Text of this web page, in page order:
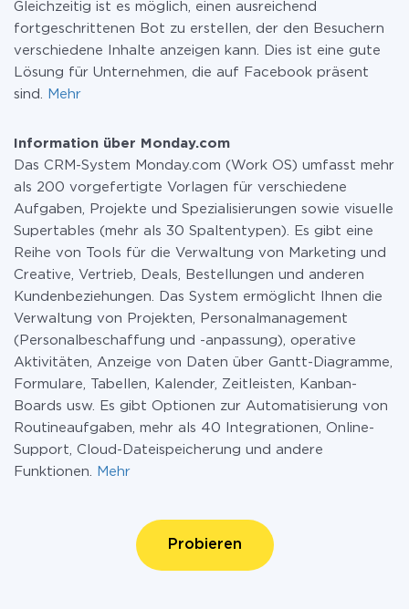
Gleichzeitig ist es möglich, einen ausreichend
fortgeschrittenen Bot zu erstellen, der den Besuchern
verschiedene Inhalte anzeigen kann. Dies ist eine gute
Lösung für Unternehmen, die auf Facebook präsent
sind.
Mehr
Information über Monday.com
Das CRM-System Monday.com (Work OS) umfasst mehr
als 200 vorgefertigte Vorlagen für verschiedene
Aufgaben, Projekte und Spezialisierungen sowie visuelle
Supertables (mehr als 30 Spaltentypen). Es gibt eine
Reihe von Tools für die Verwaltung von Marketing und
Creative, Vertrieb, Deals, Bestellungen und anderen
Kundenbeziehungen. Das System ermöglicht Ihnen die
Verwaltung von Projekten, Personalmanagement
(Personalbeschaffung und -anpassung), operative
Aktivitäten, Anzeige von Daten über Gantt-Diagramme,
Formulare, Tabellen, Kalender, Zeitleisten, Kanban-
Boards usw. Es gibt Optionen zur Automatisierung von
Routineaufgaben, mehr als 40 Integrationen, Online-
Support, Cloud-Dateispeicherung und andere
Funktionen.
Mehr
Probieren